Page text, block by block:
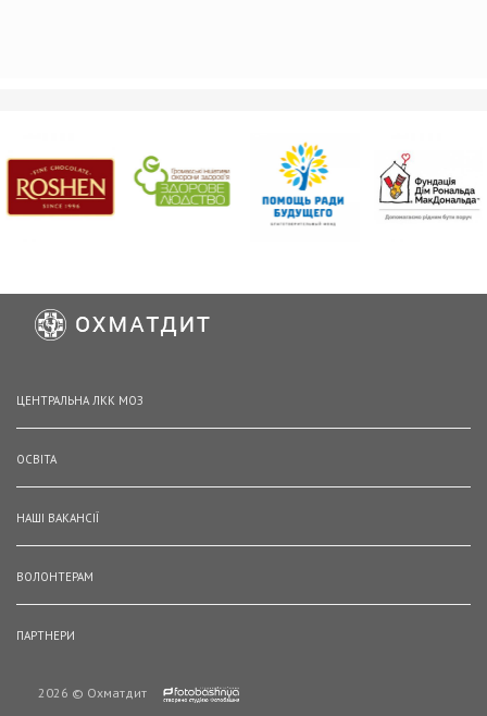
ЦЕНТРАЛЬНА ЛКК МОЗ
ОСВІТА
НАШІ ВАКАНСІЇ
ВОЛОНТЕРАМ
ПАРТНЕРИ
2026 © Охматдит